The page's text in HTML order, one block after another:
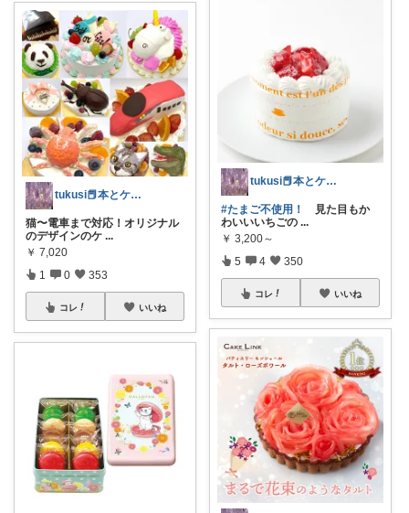
tukusi📕本とケーキの快適な時間を
猫〜電車まで対応！オリジナル
のデザインのケ ...
￥ 7,020
1 0 353
コレ いいね
tukusi📕本とケーキの快適な時間を
#たまご不使用！
見た目もか
わいいいちごの ...
￥ 3,200～
5 4 350
コレ いいね